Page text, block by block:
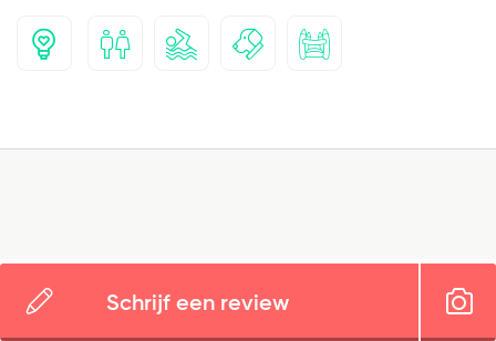
Schrijf een review